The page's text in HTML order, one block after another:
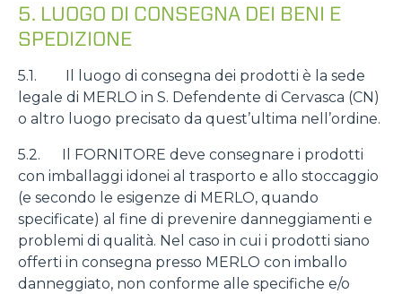
5. LUOGO DI CONSEGNA DEI BENI E
SPEDIZIONE
5.1. Il luogo di consegna dei prodotti è la sede
legale di MERLO in S. Defendente di Cervasca (CN)
o altro luogo precisato da quest’ultima nell’ordine.
5.2. Il FORNITORE deve consegnare i prodotti
con imballaggi idonei al trasporto e allo stoccaggio
(e secondo le esigenze di MERLO, quando
specificate) al fine di prevenire danneggiamenti e
problemi di qualità. Nel caso in cui i prodotti siano
offerti in consegna presso MERLO con imballo
danneggiato, non conforme alle specifiche e/o